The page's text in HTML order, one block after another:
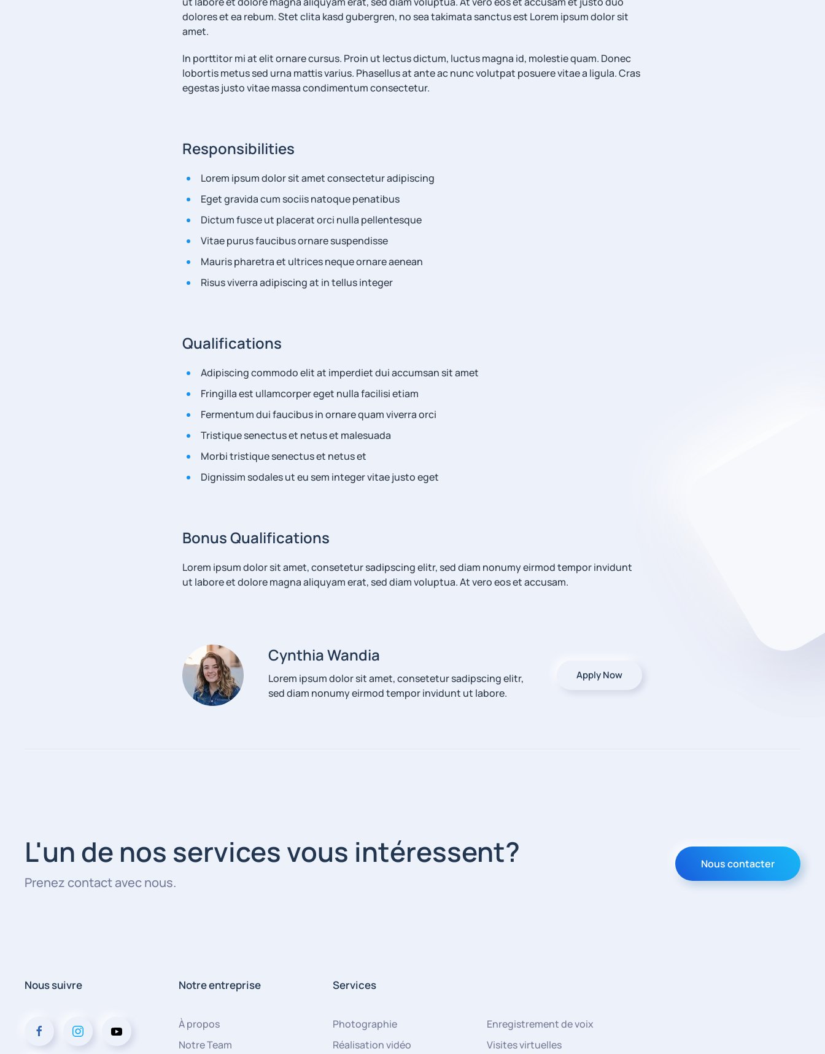
dolores et ea rebum. Stet clita kasd gubergren, no sea takimata sanctus est Lorem ipsum dolor sit
amet.
In porttitor mi at elit ornare cursus. Proin ut lectus dictum, luctus magna id, molestie quam. Donec
lobortis metus sed urna mattis varius. Phasellus at ante ac nunc volutpat posuere vitae a ligula. Cras
egestas justo vitae massa condimentum consectetur.
Responsibilities
Lorem ipsum dolor sit amet consectetur adipiscing
Eget gravida cum sociis natoque penatibus
Dictum fusce ut placerat orci nulla pellentesque
Vitae purus faucibus ornare suspendisse
Mauris pharetra et ultrices neque ornare aenean
Risus viverra adipiscing at in tellus integer
Qualifications
Adipiscing commodo elit at imperdiet dui accumsan sit amet
Fringilla est ullamcorper eget nulla facilisi etiam
Fermentum dui faucibus in ornare quam viverra orci
Tristique senectus et netus et malesuada
Morbi tristique senectus et netus et
Dignissim sodales ut eu sem integer vitae justo eget
Bonus Qualifications
Lorem ipsum dolor sit amet, consetetur sadipscing elitr, sed diam nonumy eirmod tempor invidunt
ut labore et dolore magna aliquyam erat, sed diam voluptua. At vero eos et accusam.
Cynthia Wandia
Lorem ipsum dolor sit amet, consetetur sadipscing elitr,
sed diam nonumy eirmod tempor invidunt ut labore.
Apply Now
L'un de nos services vous intéressent?
Prenez contact avec nous.
Nous contacter
Nous suivre Notre entreprise
À propos
Notre Team
Services
Photographie
Réalisation vidéo
Enregistrement de voix
Visites virtuelles